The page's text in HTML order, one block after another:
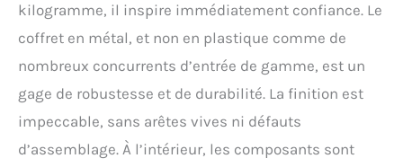
kilogramme, il inspire immédiatement confiance. Le
coffret en métal, et non en plastique comme de
nombreux concurrents d’entrée de gamme, est un
gage de robustesse et de durabilité. La finition est
impeccable, sans arêtes vives ni défauts
d’assemblage. À l’intérieur, les composants sont